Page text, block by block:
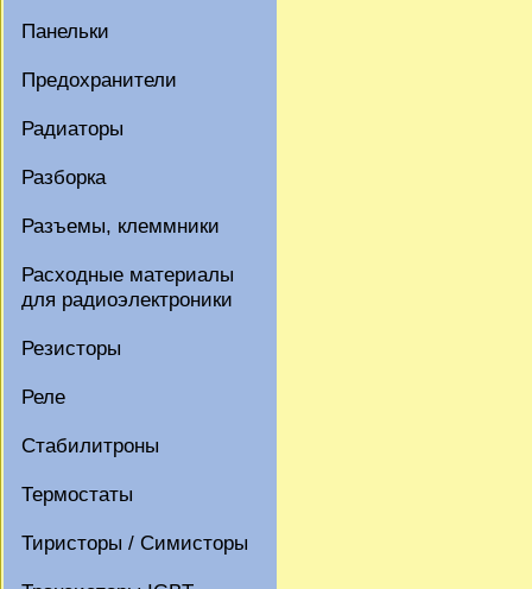
Панельки
Предохранители
Радиаторы
Разборка
Разъемы, клеммники
Расходные материалы
для радиоэлектроники
Резисторы
Реле
Стабилитроны
Термостаты
Тиристоры / Симисторы